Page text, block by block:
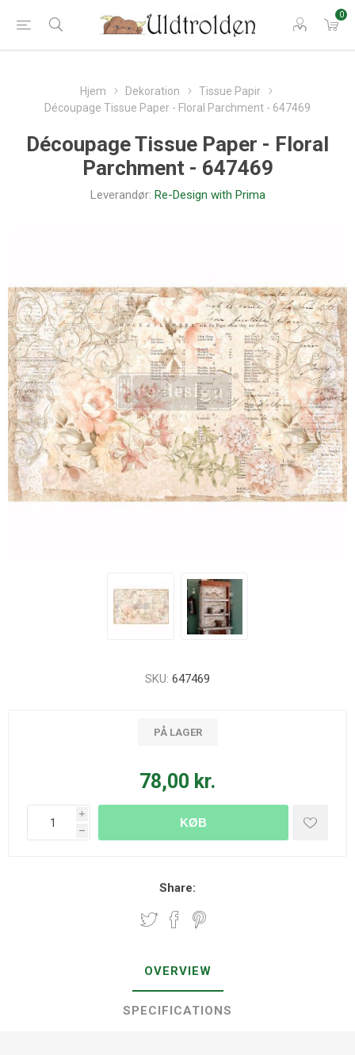
0
Hjem Dekoration
Tissue Papir
Découpage Tissue Paper - Floral Parchment - 647469
Découpage Tissue Paper - Floral
Parchment - 647469
Leverandør: Re-Design with Prima
SKU: 647469
PÅ LAGER
78,00 kr.
i
h
KØB
Share:
OVERVIEW
SPECIFICATIONS